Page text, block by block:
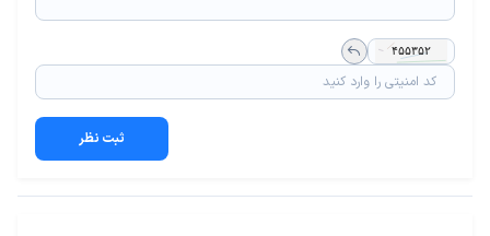
ثبت نظر